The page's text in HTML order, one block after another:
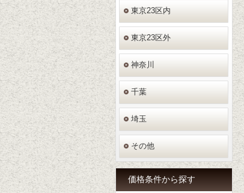
東京23区内
東京23区外
神奈川
千葉
埼玉
その他
価格条件から探す